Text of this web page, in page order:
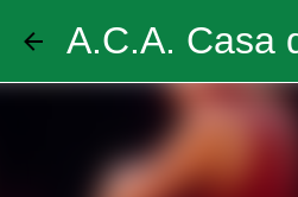
A.C.A. Casa